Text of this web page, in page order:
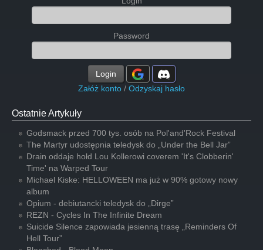
Password
Login
Załóż konto / Odzyskaj hasło
Ostatnie Artykuły
Godsmack przed 700 tys. osób na Pol'and'Rock Festival
The Martyr udostępnia teledysk do „Under the Bell Jar”
Drain oddaje hołd Lou Kollerowi coverem 'It's Clobberin'
Time' na Warped Tour
Michael Kiske: HELLOWEEN ma już w 90% gotowy nowy
album
Opium - debiutancki teledysk do „Dirge”
REZN - Cycles In The Infinite Dream
Suicide Silence zapowiada jesienną trasę „Reminders Of
Hell Tour”